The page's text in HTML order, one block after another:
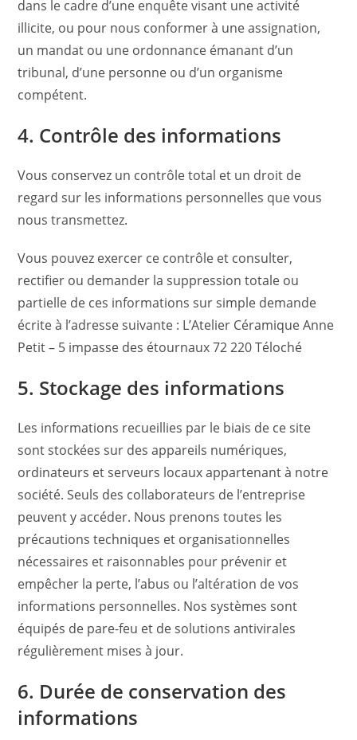
dans le cadre d’une enquête visant une activité
illicite, ou pour nous conformer à une assignation,
un mandat ou une ordonnance émanant d’un
tribunal, d’une personne ou d’un organisme
compétent.
4. Contrôle des informations
Vous conservez un contrôle total et un droit de
regard sur les informations personnelles que vous
nous transmettez.
Vous pouvez exercer ce contrôle et consulter,
rectifier ou demander la suppression totale ou
partielle de ces informations sur simple demande
écrite à l’adresse suivante : L’Atelier Céramique Anne
Petit – 5 impasse des étournaux 72 220 Téloché
5. Stockage des informations
Les informations recueillies par le biais de ce site
sont stockées sur des appareils numériques,
ordinateurs et serveurs locaux appartenant à notre
société. Seuls des collaborateurs de l’entreprise
peuvent y accéder. Nous prenons toutes les
précautions techniques et organisationnelles
nécessaires et raisonnables pour prévenir et
empêcher la perte, l’abus ou l’altération de vos
informations personnelles. Nos systèmes sont
équipés de pare-feu et de solutions antivirales
régulièrement mises à jour.
6. Durée de conservation des
informations